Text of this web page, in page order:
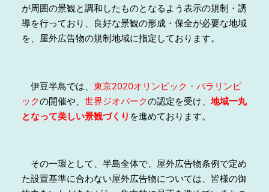
が周囲の景観と調和したものとなるよう表示の規制・誘
導を行っており、良好な景観の形成・保全が必要な地域
を、屋外広告物の規制地域に指定しております。
伊豆半島では、 東京2020オリンピック・パラリンピ
ックの開催や、 世界ジオパークの認定を受け、地域一丸
となって美しい景観づくり を進めております。
その一環として、半島全体で、屋外広告物条例で定め
た設置基準に合わない屋外広告物については、皆様の御